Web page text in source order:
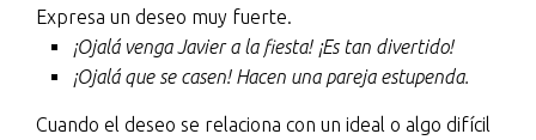
Expresa un deseo muy fuerte.
¡Ojalá venga Javier a la fiesta! ¡Es tan divertido!
¡Ojalá que se casen! Hacen una pareja estupenda.
Cuando el deseo se relaciona con un ideal o algo difícil